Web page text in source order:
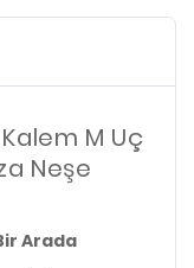
M Uç
Neşe
Arada